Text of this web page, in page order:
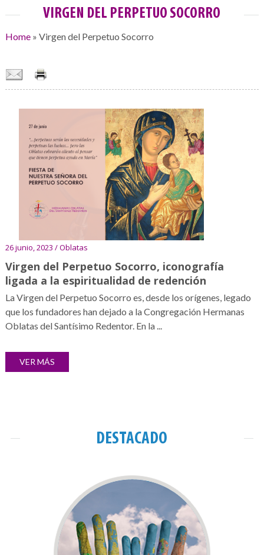
VIRGEN DEL PERPETUO SOCORRO
Home» Virgen del Perpetuo Socorro
26 junio, 2023 / Oblatas
Virgen del Perpetuo Socorro, iconografía
ligada a la espiritualidad de redención
La Virgen del Perpetuo Socorro es, desde los orígenes, legado
que los fundadores han dejado a la Congregación Hermanas
Oblatas del Santísimo Redentor. En la ...
VER MÁS
DESTACADO